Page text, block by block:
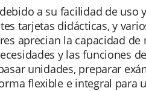
a su facilidad de uso
tarjetas didácticas, y
aprecian la capacidad
y las funciones
unidades, preparar
flexible e integral para